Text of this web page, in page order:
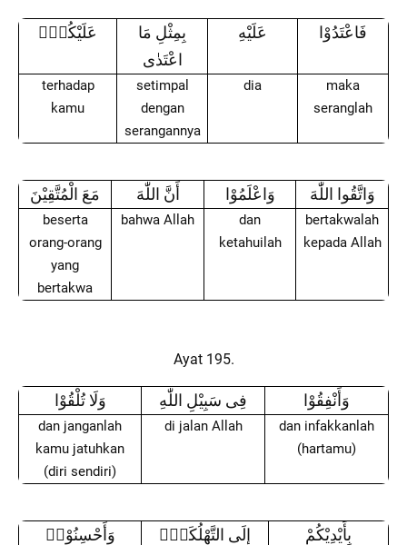
عَلَيْكُمْۖ
بِمِثْلِ مَا
اعْتَدٰى
عَلَيْهِ فَاعْتَدُوْا
terhadap
kamu
setimpal
dengan
serangannya
dia
maka
seranglah
مَعَ الْمُتَّقِيْنَ أَنَّ اللّٰهَ وَاعْلَمُوْا وَاتَّقُوا اللّٰهَ
beserta
orang-orang
yang
bertakwa
bahwa Allah
dan
ketahuilah
bertakwalah
kepada Allah
Ayat 195.
وَلَا تُلْقُوْا فِى سَبِيْلِ اللّٰهِ وَأَنْفِقُوْا
dan janganlah
kamu jatuhkan
(diri sendiri)
di jalan Allah
dan infakkanlah
(hartamu)
وَأَحْسِنُوْاۛ إِلَى التَّهْلُكَةِۛ بِأَيْدِيْكُمْ